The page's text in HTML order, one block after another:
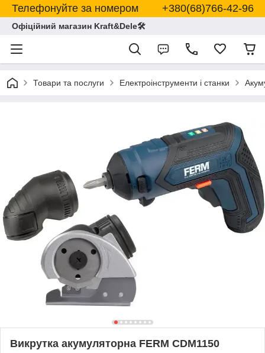
Телефонуйте за номером +380(68)766-42-96
Офіційний магазин Kraft&Dele🛠
Товари та послуги Електроінструменти і станки
Викрутка акумуляторна FERM CDM1150